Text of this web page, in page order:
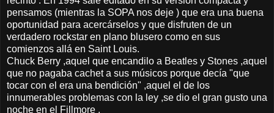
pensamos (mientras la SOPA nos deje ) que era una buena
oportunidad para acercárselos y que disfruten de un
verdadero rockstar en plano blusero como en sus
comienzos allá en Saint Louis.
Chuck Berry ,aquel que encandilo a Beatles y Stones ,aquel
que no pagaba cachet a sus músicos porque decía "que
tocar con el era una bendición" ,aquel el de los
innumerables problemas con la ley ,se dio el gran gusto una
noche en el Fillmore .